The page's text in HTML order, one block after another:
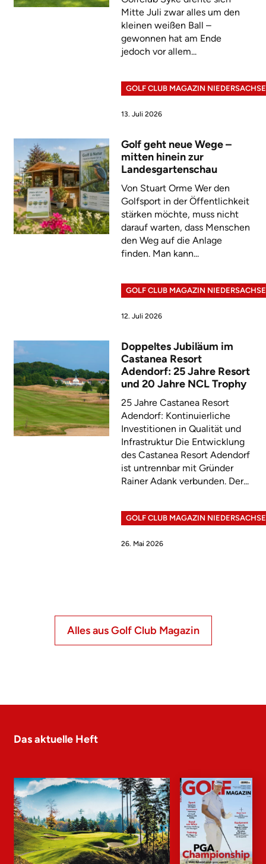
Mitte Juli zwar alles um den
kleinen weißen Ball –
gewonnen hat am Ende
jedoch vor allem...
GOLF CLUB MAGAZIN
13. Juli 2026
Golf geht neue Wege –
mitten hinein zur
Landesgartenschau
Von Stuart Orme Wer den
Golfsport in der Öffentlichkeit
stärken möchte, muss nicht
darauf warten, dass Menschen
den Weg auf die Anlage
finden. Man kann...
GOLF CLUB MAGAZIN
12. Juli 2026
Doppeltes Jubiläum im
Castanea Resort
Adendorf: 25 Jahre Resort
und 20 Jahre NCL Trophy
25 Jahre Castanea Resort
Adendorf: Kontinuierliche
Investitionen in Qualität und
Infrastruktur Die Entwicklung
des Castanea Resort Adendorf
ist untrennbar mit Gründer
Rainer Adank verbunden. Der...
GOLF CLUB MAGAZIN
26. Mai 2026
Alles aus Golf Club Magazin
Das aktuelle Heft